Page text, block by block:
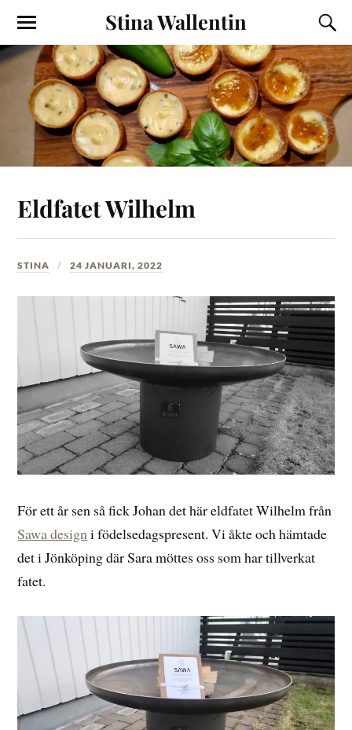
Stina Wallentin
Eldfatet Wilhelm
STINA 24 JANUARI, 2022
För ett år sen så fick Johan det här eldfatet Wilhelm från
Sawa designi födelsedagspresent. Vi åkte och hämtade
det i Jönköping där Sara möttes oss som har tillverkat
fatet.